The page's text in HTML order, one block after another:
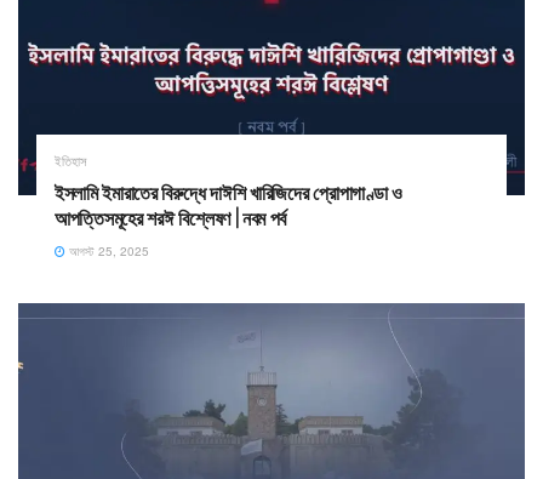
ইতিহাস
ইসলামি ইমারাতের বিরুদ্ধে দাঈশি খারিজিদের প্রোপাগাণ্ডা ও
আপত্তিসমূহের শরঈ বিশ্লেষণ | নবম পর্ব
আগস্ট 25, 2025